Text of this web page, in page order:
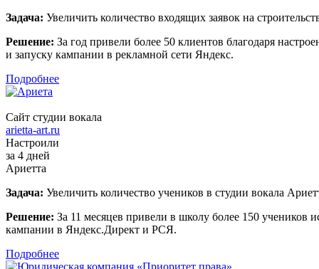
Задача: Увеличить количество входящих заявок на
Решение: За год привели более 50 клиентов благодаря
и запуску кампании в рекламной сети Яндекс.
Подробнее
Сайт студии вокала
arietta-art.ru
Настроили
за 4 дней
Ариетта
Задача: Увеличить количество учеников в студии вокала
Решение: За 11 месяцев привели в школу более 150 учеников
кампании в Яндекс.Директ и РСЯ.
Подробнее